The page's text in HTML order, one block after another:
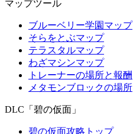
マップツール
ブルーベリー学園マップ
そらをとぶマップ
テラスタルマップ
わざマシンマップ
トレーナーの場所と報酬
メタモンブロックの場所
DLC「碧の仮面」
碧の仮面攻略トップ